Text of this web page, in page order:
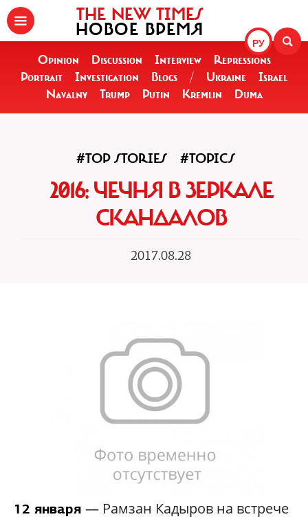
РУ
THE NEW TIMES
НОВОЕ ВРЕМЯ
Opinion Discussion Interview
Repressions
Portrait
Investigation Blogs / Ukraine
Israel
Navalny
Trump Putin Kremlin Duma
#TOP STORIES #TOPICS
2016: ЧЕЧНЯ В ЗЕРКАЛЕ
СКАНДАЛОВ
2017.08.28
12 января — Рамзан Кадыров на встрече